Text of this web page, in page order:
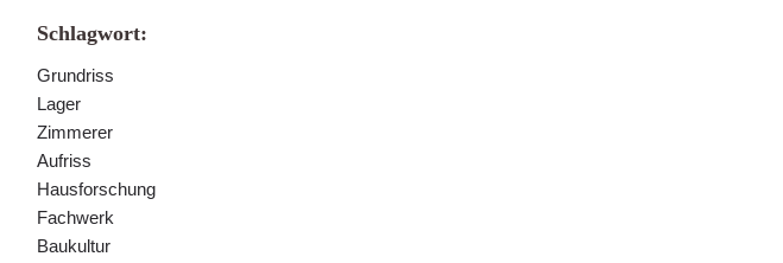
Schlagwort:
Grundriss
Lager
Zimmerer
Aufriss
Hausforschung
Fachwerk
Baukultur